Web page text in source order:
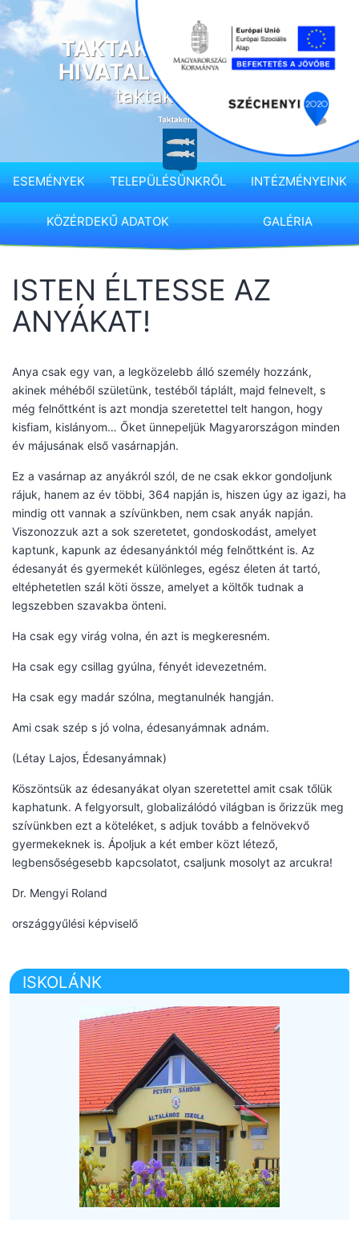
Ugrás
a
tartalomhozTAKTAKENÉZ KÖZSÉG
HIVATALOS HONLAPJA
taktakenez.hu
ESEMÉNYEK TELEPÜLÉSÜNKRŐL INTÉZMÉNYEINK
KÖZÉRDEKŰ ADATOK GALÉRIA
ISTEN ÉLTESSE AZ
ANYÁKAT!
Anya csak egy van, a legközelebb álló személy hozzánk,
akinek méhéből születünk, testéből táplált, majd felnevelt, s
még felnőttként is azt mondja szeretettel telt hangon, hogy
kisfiam, kislányom… Őket ünnepeljük Magyarországon minden
év májusának első vasárnapján.
Ez a vasárnap az anyákról szól, de ne csak ekkor gondoljunk
rájuk, hanem az év többi, 364 napján is, hiszen úgy az igazi, ha
mindig ott vannak a szívünkben, nem csak anyák napján.
Viszonozzuk azt a sok szeretetet, gondoskodást, amelyet
kaptunk, kapunk az édesanyánktól még felnőttként is. Az
édesanyát és gyermekét különleges, egész életen át tartó,
eltéphetetlen szál köti össze, amelyet a költők tudnak a
legszebben szavakba önteni.
Ha csak egy virág volna, én azt is megkeresném.
Ha csak egy csillag gyúlna, fényét idevezetném.
Ha csak egy madár szólna, megtanulnék hangján.
Ami csak szép s jó volna, édesanyámnak adnám.
(Létay Lajos, Édesanyámnak)
Köszöntsük az édesanyákat olyan szeretettel amit csak tőlük
kaphatunk. A felgyorsult, globalizálódó világban is őrizzük meg
szívünkben ezt a köteléket, s adjuk tovább a felnövekvő
gyermekeknek is. Ápoljuk a két ember közt létező,
legbensőségesebb kapcsolatot, csaljunk mosolyt az arcukra!
Dr. Mengyi Roland
országgyűlési képviselő
ISKOLÁNK